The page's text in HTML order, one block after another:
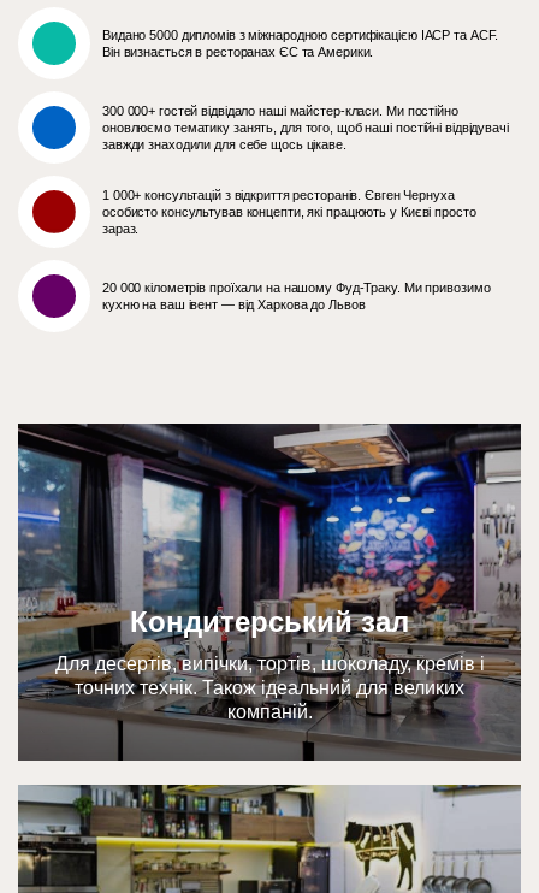
Видано 5000 дипломів з міжнародною сертифікацією IACP та ACF.
Він визнається в ресторанах ЄС та Америки.
300 000+ гостей відвідало наші майстер-класи. Ми постійно
оновлюємо тематику занять, для того, щоб наші постійні відвідувачі
завжди знаходили для себе щось цікаве.
1 000+ консультацій з відкриття ресторанів. Євген Чернуха
особисто консультував концепти, які працюють у Києві просто
зараз.
20 000 кілометрів проїхали на нашому Фуд-Траку. Ми привозимо
кухню на ваш івент — від Харкова до Львов
Кондитерський зал
Для десертів, випічки, тортів, шоколаду, кремів і
точних технік. Також ідеальний для великих
компаній.